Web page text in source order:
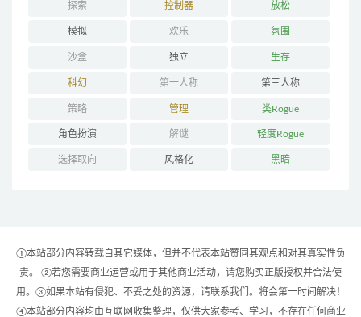
探索 控制器 放松
模拟 欢乐 氛围
沙盒 独立 生存
科幻 第一人称 第三人称
策略 管理 类Rogue
角色扮演 解谜 轻度Rogue
选择取向 风格化 黑暗
①本站部分内容转载自其它媒体，但并不代表本站赞同其观点和对其真实性负
责。 ②若您需要商业运营或用于其他商业活动，请您购买正版授权并合法使
用。③如果本站有侵犯、不妥之处的资源，请联系我们。将会第一时间解决！
④本站部分内容均由互联网收集整理，仅供大家参考、学习，不存在任何商业